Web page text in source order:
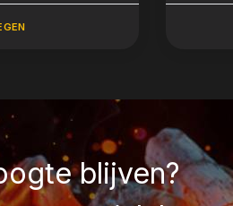
blijven?